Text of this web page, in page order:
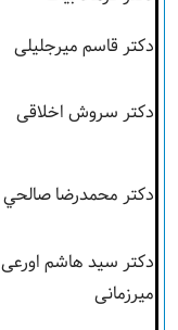
دکتر قاسم میرجلیلی
دکتر سروش اخلاقی
دكتر محمدرضا صالحي
دکتر سید هاشم اورعی
میرزمانی